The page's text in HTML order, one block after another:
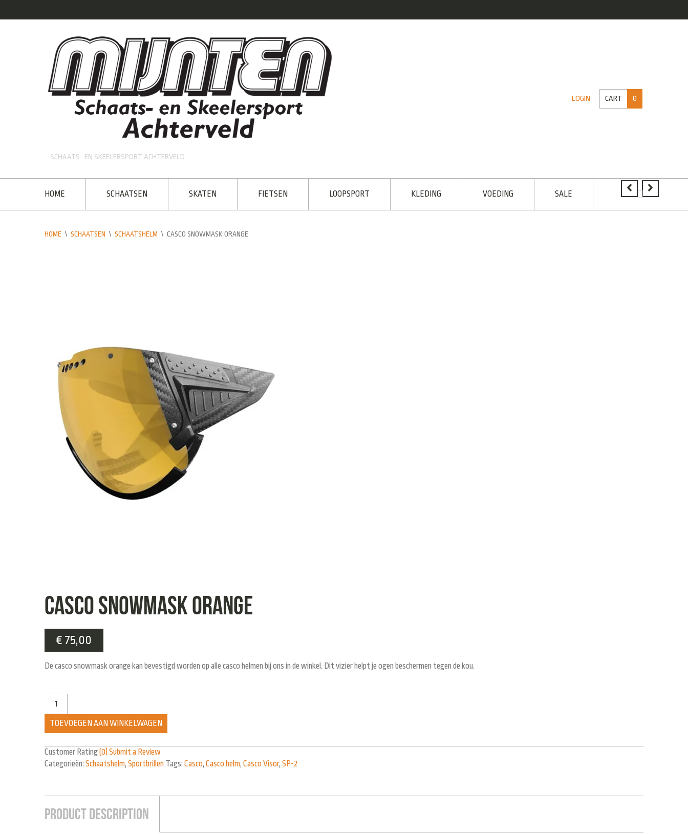
SCHAATS- EN SKEELERSPORT ACHTERVELD
LOGIN CART 0
HOME SCHAATSEN SKATEN FIETSEN LOOPSPORT KLEDING VOEDING SALE
HOME \ SCHAATSEN \ SCHAATSHELM \ CASCO SNOWMASK ORANGE
Casco snowmask orange
€ 75,00
De casco snowmask orange kan bevestigd worden op alle casco helmen bij ons in de winkel. Dit vizier helpt je ogen beschermen tegen de kou.
TOEVOEGEN AAN WINKELWAGEN
Customer Rating (0) Submit a Review
Categorieën: Schaatshelm, Sportbrillen Tags: Casco, Casco helm, Casco Visor, SP-2
Product Description